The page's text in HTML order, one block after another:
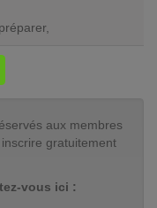
aux membres
gratuitement
vous ici :